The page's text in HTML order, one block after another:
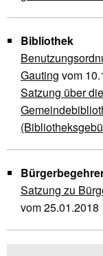
Bibliothek
Gauting vom
Satzung über
Satzung zu
vom 25.01.2018